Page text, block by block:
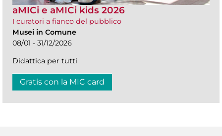
aMICi e aMICi kids 2026
I curatori a fianco del pubblico
Musei in Comune
08/01 - 31/12/2026
Didattica per tutti
Gratis con la MIC card